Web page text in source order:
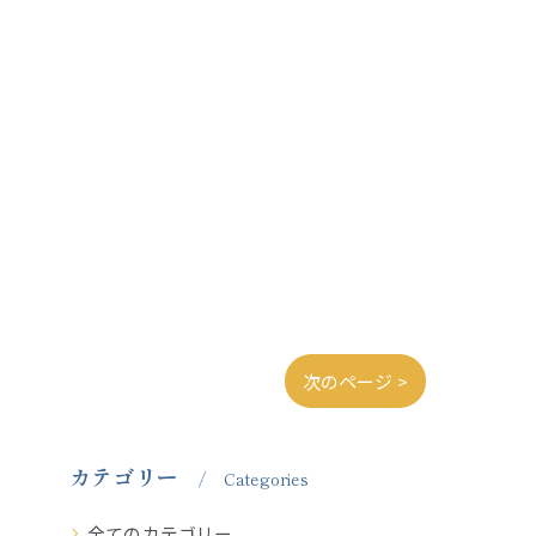
次のページ >
カテゴリー Categories